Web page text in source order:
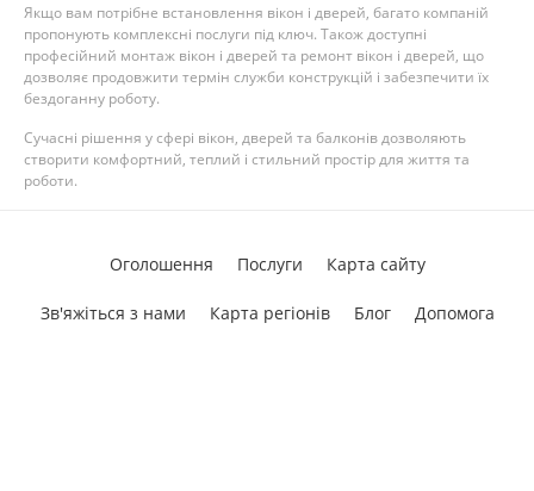
Якщо вам потрібне встановлення вікон і дверей, багато компаній
пропонують комплексні послуги під ключ. Також доступні
професійний монтаж вікон і дверей та ремонт вікон і дверей, що
дозволяє продовжити термін служби конструкцій і забезпечити їх
бездоганну роботу.
Сучасні рішення у сфері вікон, дверей та балконів дозволяють
створити комфортний, теплий і стильний простір для життя та
роботи.
Оголошення Послуги Карта сайту
Зв'яжіться з нами Карта регіонів Блог Допомога